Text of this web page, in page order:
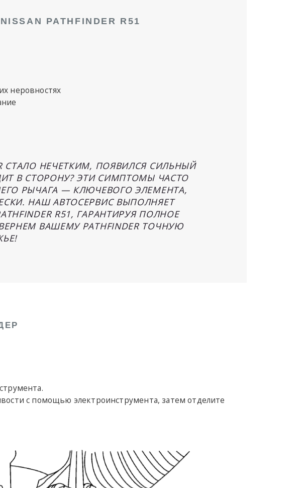
PATHFINDER R51
неровностях
СТАЛО НЕЧЕТКИМ, ПОЯВИЛСЯ СИЛЬНЫЙ
В СТОРОНУ? ЭТИ СИМПТОМЫ ЧАСТО
РЫЧАГА — КЛЮЧЕВОГО ЭЛЕМЕНТА,
НАШ АВТОСЕРВИС ВЫПОЛНЯЕТ
R51, ГАРАНТИРУЯ ПОЛНОЕ
ВАШЕМУ PATHFINDER ТОЧНУЮ
с помощью электроинструмента, затем отделите